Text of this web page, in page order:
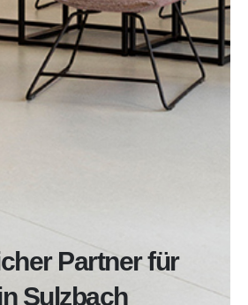
Partner für
Sulzbach